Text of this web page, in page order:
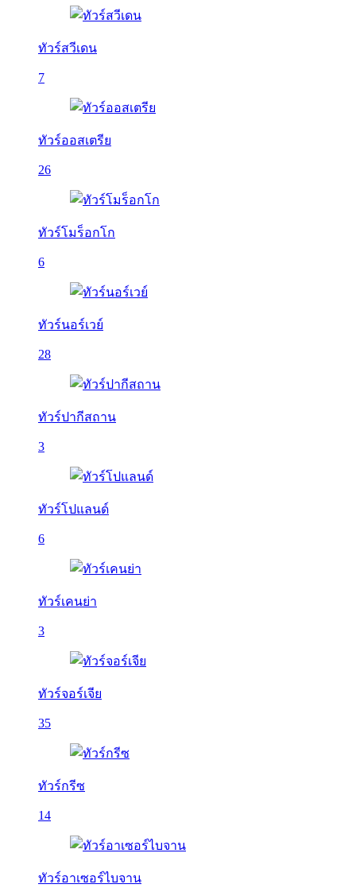
ทัวร์สวีเดน
7
ทัวร์ออสเตรีย
26
ทัวร์โมร็อกโก
6
ทัวร์นอร์เวย์
28
ทัวร์ปากีสถาน
3
ทัวร์โปแลนด์
6
ทัวร์เคนย่า
3
ทัวร์จอร์เจีย
35
ทัวร์กรีซ
14
ทัวร์อาเซอร์ไบจาน